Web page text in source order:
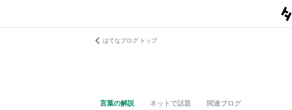
はてなブログ トップ
言葉の解説 ネットで話題 関連ブログ